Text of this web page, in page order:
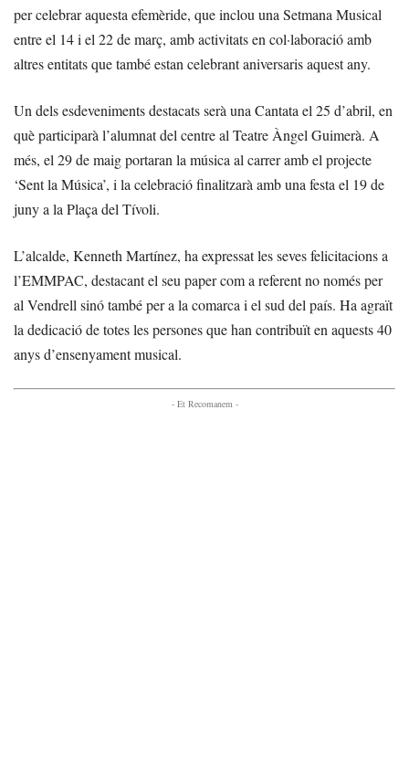
per celebrar aquesta efemèride, que inclou una Setmana Musical
entre el 14 i el 22 de març, amb activitats en col·laboració amb
altres entitats que també estan celebrant aniversaris aquest any.
Un dels esdeveniments destacats serà una Cantata el 25 d’abril, en
què participarà l’alumnat del centre al Teatre Àngel Guimerà. A
més, el 29 de maig portaran la música al carrer amb el projecte
‘Sent la Música’, i la celebració finalitzarà amb una festa el 19 de
juny a la Plaça del Tívoli.
L’alcalde, Kenneth Martínez, ha expressat les seves felicitacions a
l’EMMPAC, destacant el seu paper com a referent no només per
al Vendrell sinó també per a la comarca i el sud del país. Ha agraït
la dedicació de totes les persones que han contribuït en aquests 40
anys d’ensenyament musical.
- Et Recomanem -